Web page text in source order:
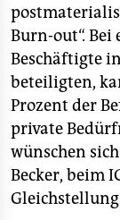
Burn-out“.
Beschäftigte
beteiligten,
Prozent der
private
wünschen
Becker, beim